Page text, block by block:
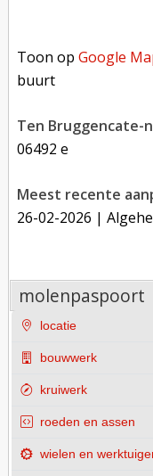
Toon opGoogle
buurt
Ten Bruggencate-
06492 e
Meest recente
26-02-2026 |
molenpaspoort
locatie
bouwwerk
kruiwerk
roeden en assen
wielen en